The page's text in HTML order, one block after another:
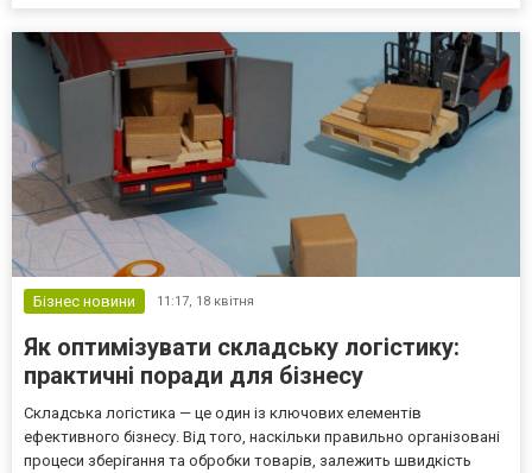
Бізнес новини 11:17, 18 квітня
Як оптимізувати складську логістику:
практичні поради для бізнесу
Складська логістика — це один із ключових елементів
ефективного бізнесу. Від того, наскільки правильно організовані
процеси зберігання та обробки товарів, залежить швидкість